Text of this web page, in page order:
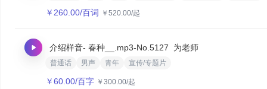
￥ 260.00/百词 ￥ 520.00/起
介绍样音- 春种__.mp3-No.5127 为老师
普通话 男声 青年 宣传/专题片
￥60.00/百字 ￥ 300.00/起